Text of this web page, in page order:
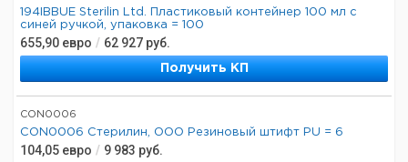
194IBBUE Sterilin Ltd. Пластиковый контейнер 100 мл с
синей ручкой, упаковка = 100
655,90 евро / 62 927 руб.
Получить КП
CON0006
CON0006 Стерилин, ООО Резиновый штифт PU = 6
104,05 евро / 9 983 руб.